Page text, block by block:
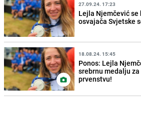
27.09.24. 17:23
Lejla Njemčević
osvajača Svjetske
18.08.24. 15:45
Ponos: Lejla
srebrnu medalju
prvenstvu!